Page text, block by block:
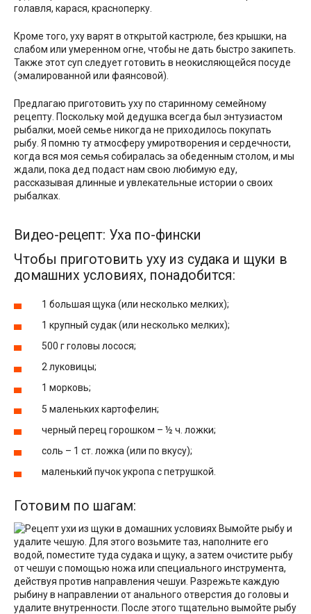
голавля, карася, красноперку.
Кроме того, уху варят в открытой кастрюле, без крышки, на
слабом или умеренном огне, чтобы не дать быстро закипеть.
Также этот суп следует готовить в неокисляющейся посуде
(эмалированной или фаянсовой).
Предлагаю приготовить уху по старинному семейному
рецепту. Поскольку мой дедушка всегда был энтузиастом
рыбалки, моей семье никогда не приходилось покупать
рыбу. Я помню ту атмосферу умиротворения и сердечности,
когда вся моя семья собиралась за обеденным столом, и мы
ждали, пока дед подаст нам свою любимую еду,
рассказывая длинные и увлекательные истории о своих
рыбалках.
Видео-рецепт: Уха по-фински
Чтобы приготовить уху из судака и щуки в
домашних условиях, понадобится:
1 большая щука (или несколько мелких);
1 крупный судак (или несколько мелких);
500 г головы лосося;
2 луковицы;
1 морковь;
5 маленьких картофелин;
черный перец горошком – ½ ч. ложки;
соль – 1 ст. ложка (или по вкусу);
маленький пучок укропа с петрушкой.
Готовим по шагам:
Вымойте рыбу и
удалите чешую. Для этого возьмите таз, наполните его
водой, поместите туда судака и щуку, а затем очистите рыбу
от чешуи с помощью ножа или специального инструмента,
действуя против направления чешуи. Разрежьте каждую
рыбину в направлении от анального отверстия до головы и
удалите внутренности. После этого тщательно вымойте рыбу